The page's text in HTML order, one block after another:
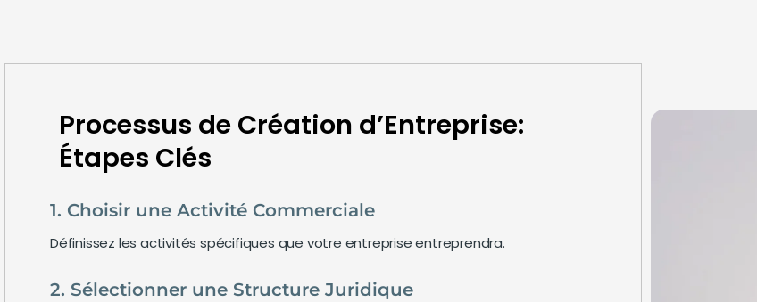
Processus de Création d’Entreprise:
Étapes Clés
1. Choisir une Activité Commerciale
Définissez les activités spécifiques que votre entreprise entreprendra.
2. Sélectionner une Structure Juridique